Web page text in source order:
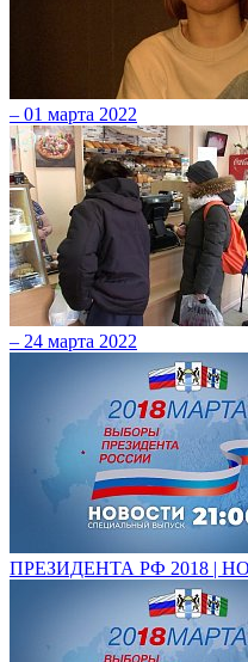
– 01 марта 2022
– 24 марта 2022
ПРЕЗИДЕНТА РФ 2018 |